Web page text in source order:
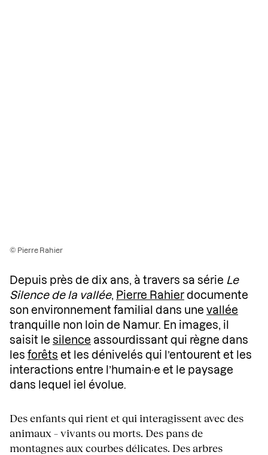
© Pierre Rahier
Depuis près de dix ans, à travers sa série Le
Silence de la vallée, Pierre Rahier documente
son environnement familial dans une vallée
tranquille non loin de Namur. En images, il
saisit le silence assourdissant qui règne dans
les forêts et les dénivelés qui l’entourent et les
interactions entre l’humain·e et le paysage
dans lequel iel évolue.
Des enfants qui rient et qui interagissent avec des
animaux – vivants ou morts. Des pans de
montagnes aux courbes délicates. Des arbres